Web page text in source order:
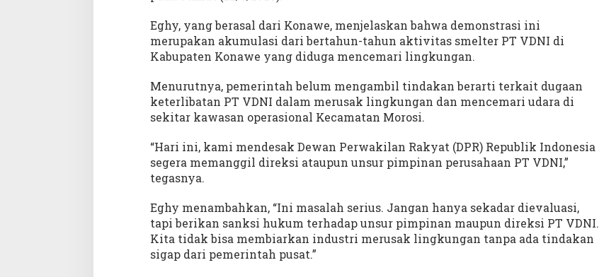
j
u
S
a
m
i
l
P
o
t
Eghy, yang berasal dari Konawe, menjelaskan bahwa demonstrasi ini
merupakan akumulasi dari bertahun-tahun aktivitas smelter PT VDNI di
Kabupaten Konawe yang diduga mencemari lingkungan.
Menurutnya, pemerintah belum mengambil tindakan berarti terkait dugaan
keterlibatan PT VDNI dalam merusak lingkungan dan mencemari udara di
sekitar kawasan operasional Kecamatan Morosi.
“Hari ini, kami mendesak Dewan Perwakilan Rakyat (DPR) Republik Indonesia
segera memanggil direksi ataupun unsur pimpinan perusahaan PT VDNI,”
tegasnya.
Eghy menambahkan, “Ini masalah serius. Jangan hanya sekadar dievaluasi,
tapi berikan sanksi hukum terhadap unsur pimpinan maupun direksi PT VDNI.
Kita tidak bisa membiarkan industri merusak lingkungan tanpa ada tindakan
sigap dari pemerintah pusat.”